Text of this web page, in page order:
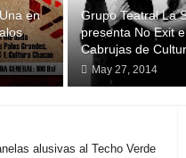
en
Grupo Teatral La
presenta No Exit
Cabrujas de
May 27, 2014
alusivas al Techo Verde